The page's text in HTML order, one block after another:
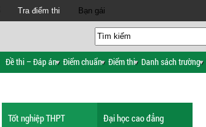
Tra điểm thi Bạn gái
Đề thi – Đáp án Điểm chuẩn Điểm thi Danh sách trường
Tốt nghiệp THPT Đại học cao đẳng